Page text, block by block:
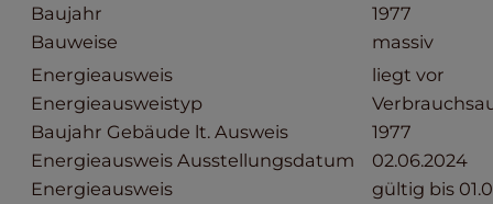
Baujahr
1977
Bauweise
massiv
Energieausweis
liegt vor
Energieausweistyp
Baujahr Gebäude lt. Ausweis
1977
Energieausweis Ausstellungsdatum
02.06.2024
Energieausweis
gültig bis